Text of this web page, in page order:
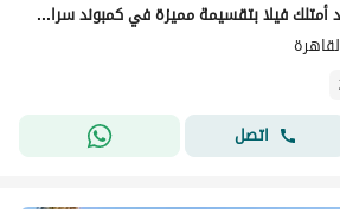
بأميز لوكيشن في الكمبوند أمتلك فيلا بتقسيمة مميزة في كمبوند سراي أمام اوبن اير مول مدينتي
اتصل